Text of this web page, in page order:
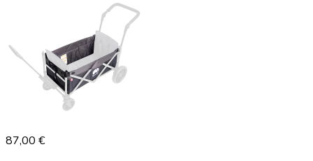
87,00 €